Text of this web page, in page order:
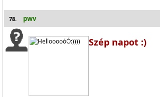
78. pwv
Szép napot :)